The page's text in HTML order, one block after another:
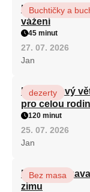
Hrnková
vážení
Buchtičky a
45 minut
27. 07. 2026
Jan
Karamelový
pro celou
dezerty
120 minut
25. 07. 2026
Jan
Babiččino
zimu
Bez masa